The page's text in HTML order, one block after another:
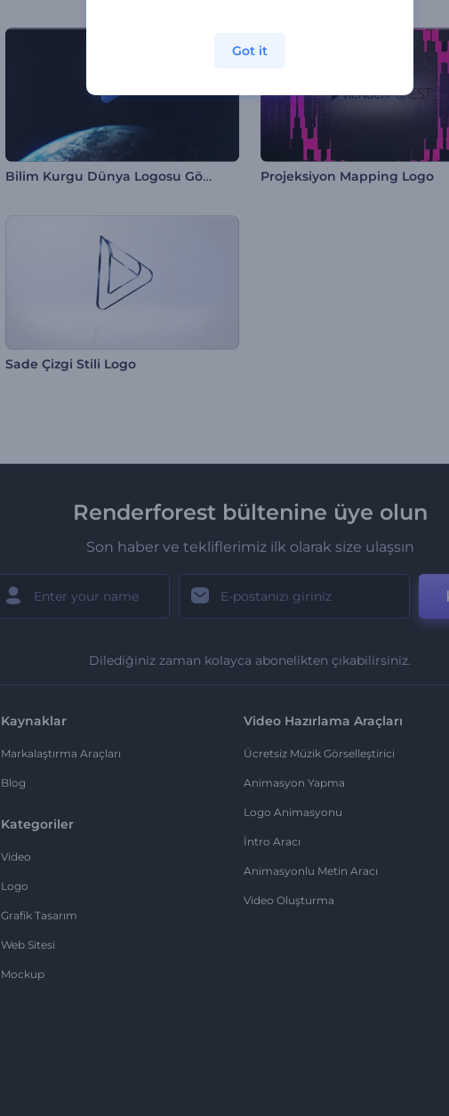
Bilim Kurgu Dünya Logosu Gösterimi Projeksiyon Mapping Logo
Sade Çizgi Stili Logo
Renderforest bültenine üye olun
Son haber ve tekliflerimiz ilk olarak size ulaşsın
Dilediğiniz zaman kolayca abonelikten çıkabilirsiniz.
Kaynaklar
Markalaştırma Araçları
Blog
Kategoriler
Video
Logo
Grafik Tasarım
Web Sitesi
Mockup
Video Hazırlama Araçları
Ücretsiz Müzik Görselleştirici
Animasyon Yapma
Logo Animasyonu
İntro Aracı
Animasyonlu Metin Aracı
Video Oluşturma
Got it